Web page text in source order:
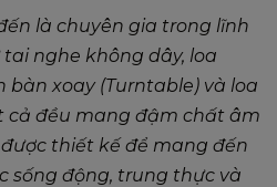
là chuyên gia trong lĩnh
nghe không dây, loa
bàn xoay (Turntable) và loa
cả đều mang đậm chất âm
thiết kế để mang đến
sống động, trung thực và